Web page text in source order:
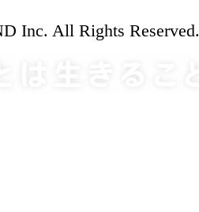
Inc. All Rights Reserved.